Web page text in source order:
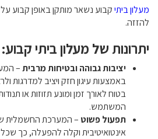
מעלון ביתיקבוע נשאר מותקן באופן קבוע על
להזזה.
יתרונות של מעלון ביתי קבוע:
יציבות גבוהה ובטיחות מרבית–
באמצעות עיגון חזק ויציב למדרגות
בטוח לאורך זמן ומונע תזוזות או
המשתמש.
תפעול פשוט – המערכת החשמלית
אינטואיטיבית וקלה להפעלה, כך